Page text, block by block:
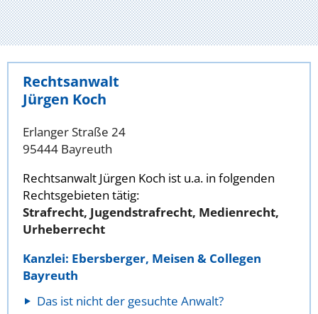
Rechtsanwalt
Jürgen Koch
Erlanger Straße 24
95444 Bayreuth
Rechtsanwalt Jürgen Koch ist u.a. in folgenden
Rechtsgebieten tätig:
Strafrecht, Jugendstrafrecht, Medienrecht,
Urheberrecht
Kanzlei: Ebersberger, Meisen & Collegen
Bayreuth
Das ist nicht der gesuchte Anwalt?